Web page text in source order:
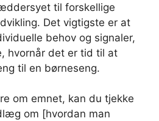
til forskellige
Det vigtigste er at
behov og signaler,
hvornår det er tid til at
til en børneseng.
om emnet, kan du tjekke
om [hvordan man